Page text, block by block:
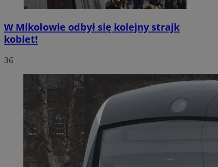
W Mikołowie odbył się kolejny strajk
kobiet!
36